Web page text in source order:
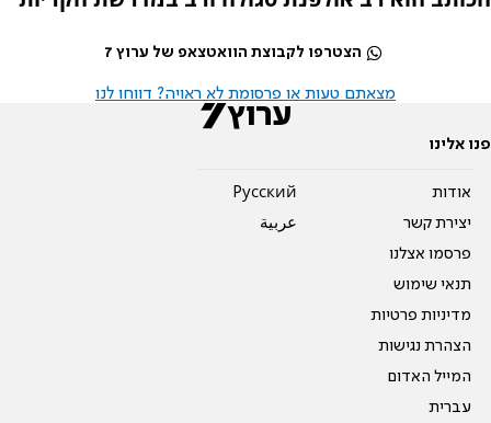
הצטרפו לקבוצת הוואטצאפ של ערוץ 7
מצאתם טעות או פרסומת לא ראויה? דווחו לנו
פנו אלינו
אודות
יצירת קשר
פרסמו אצלנו
תנאי שימוש
מדיניות פרטיות
הצהרת נגישות
המייל האדום
עברית
Pусский
عربية